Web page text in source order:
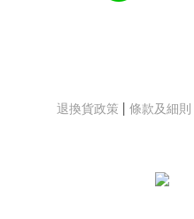
退換貨政策 條款及細則